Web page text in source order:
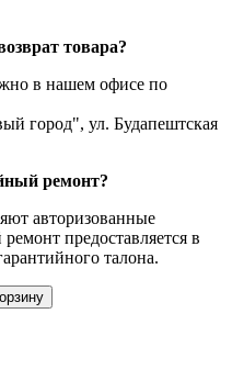
товара?
в нашем офисе по
город", ул. Будапештская
ремонт?
авторизованные
предоставляется в
талона.